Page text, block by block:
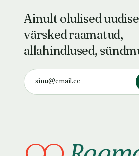
Ainult olulised
värsked raamatud,
allahindlused,